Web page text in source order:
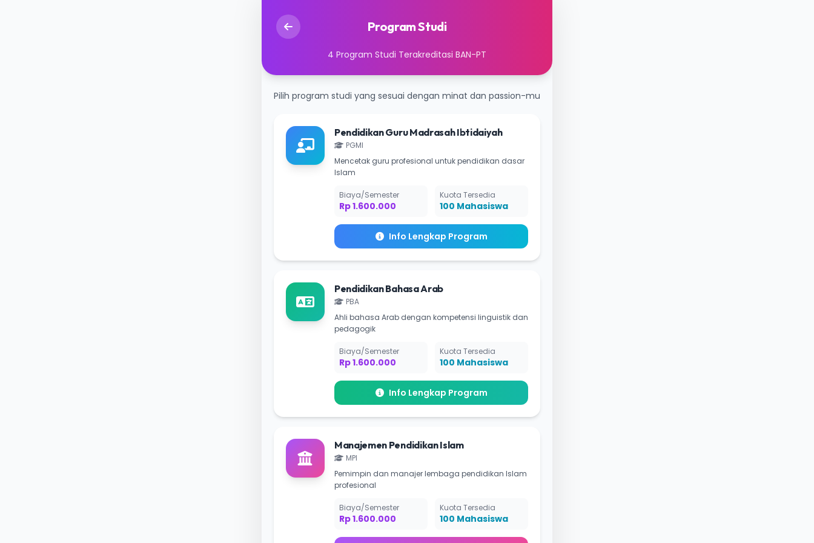
Program Studi
4 Program Studi Terakreditasi BAN-PT
Pilih program studi yang sesuai dengan minat dan passion-mu
Pendidikan Guru Madrasah Ibtidaiyah
PGMI
Mencetak guru profesional untuk pendidikan dasar
Islam
Biaya/Semester
Rp 1.600.000
Kuota Tersedia
100 Mahasiswa
Info Lengkap Program
Pendidikan Bahasa Arab
PBA
Ahli bahasa Arab dengan kompetensi linguistik dan
pedagogik
Biaya/Semester
Rp 1.600.000
Kuota Tersedia
100 Mahasiswa
Info Lengkap Program
Manajemen Pendidikan Islam
MPI
Pemimpin dan manajer lembaga pendidikan Islam
profesional
Biaya/Semester
Rp 1.600.000
Kuota Tersedia
100 Mahasiswa